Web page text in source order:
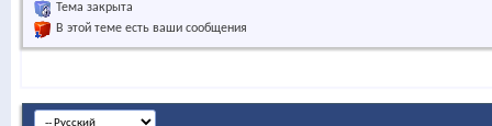
Тема закрыта
В этой теме есть ваши сообщения